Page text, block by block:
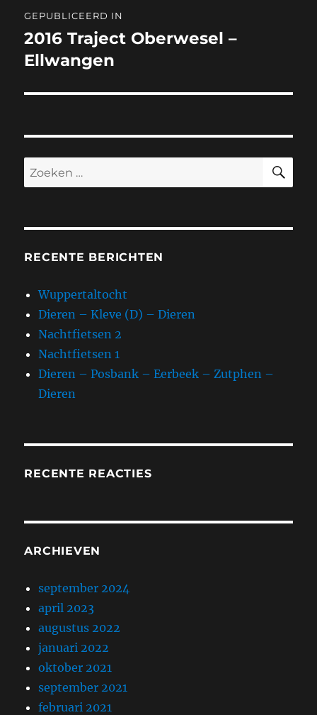
navigatie
GEPUBLICEERD IN
2016 Traject Oberwesel –
Ellwangen
Zoeken
naar:
RECENTE BERICHTEN
Wuppertaltocht
Dieren – Kleve (D) – Dieren
Nachtfietsen 2
Nachtfietsen 1
Dieren – Posbank – Eerbeek – Zutphen –
Dieren
RECENTE REACTIES
ARCHIEVEN
september 2024
april 2023
augustus 2022
januari 2022
oktober 2021
september 2021
februari 2021